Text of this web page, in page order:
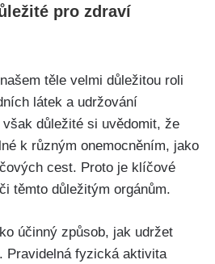
pro zdraví
těle velmi důležitou roli
⁤látek a udržování
důležité si uvědomit, že
k různým onemocněním, jako
cest. Proto je klíčové⁤
těmto důležitým orgánům.
účinný způsob, jak udržet
Pravidelná fyzická aktivita